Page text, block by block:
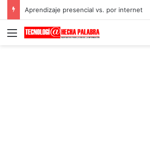
Aprendizaje presencial vs. por internet
Menú